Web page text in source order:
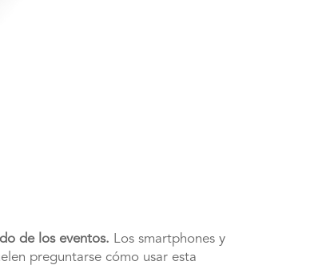
de los eventos. Los smartphones y
preguntarse cómo usar esta